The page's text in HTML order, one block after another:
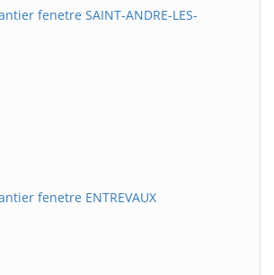
fenetre SAINT-ANDRE-LES-
fenetre ENTREVAUX